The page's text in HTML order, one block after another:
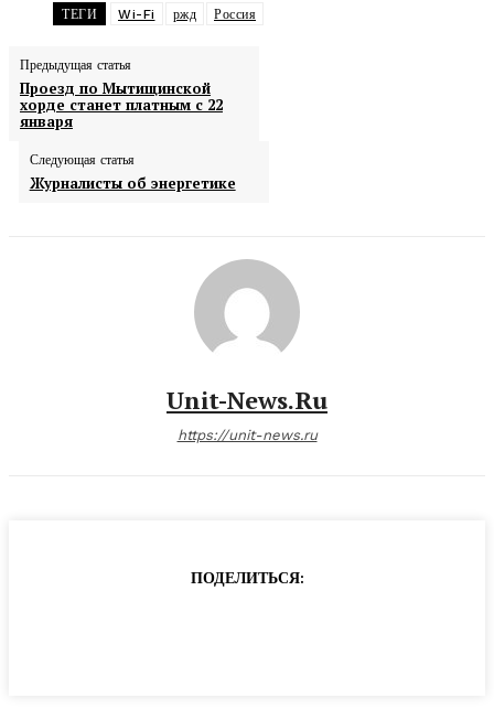
ТЕГИ Wi-Fi ржд Россия
Предыдущая статья
Проезд по Мытищинской
хорде станет платным с 22
января
Следующая статья
Журналисты об энергетике
Unit-News.ru
https://unit-news.ru
ПОДЕЛИТЬСЯ: